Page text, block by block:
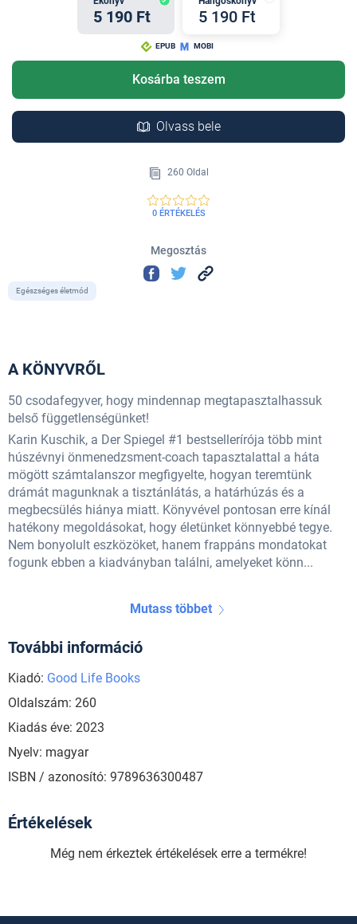
5 190 Ft 5 190 Ft
EPUB MOBI
Kosárba teszem
Olvass bele
260 Oldal
0 ÉRTÉKELÉS
Megosztás
Egészséges életmód
A KÖNYVRŐL
50 csodafegyver, hogy mindennap megtapasztalhassuk
belső függetlenségünket!
Karin Kuschik, a Der Spiegel #1 bestsellerírója több mint
húszévnyi önmenedzsment-coach tapasztalattal a háta
mögött számtalanszor megfigyelte, hogyan teremtünk
drámát magunknak a tisztánlátás, a határhúzás és a
megbecsülés hiánya miatt. Könyvével pontosan erre kínál
hatékony megoldásokat, hogy életünket könnyebbé tegye.
Nem bonyolult eszközöket, hanem frappáns mondatokat
fogunk ebben a kiadványban találni, amelyeket könn...
Mutass többet
További információ
Kiadó: Good Life Books
Oldalszám: 260
Kiadás éve: 2023
Nyelv: magyar
ISBN / azonosító: 9789636300487
Értékelések
Még nem érkeztek értékelések erre a termékre!